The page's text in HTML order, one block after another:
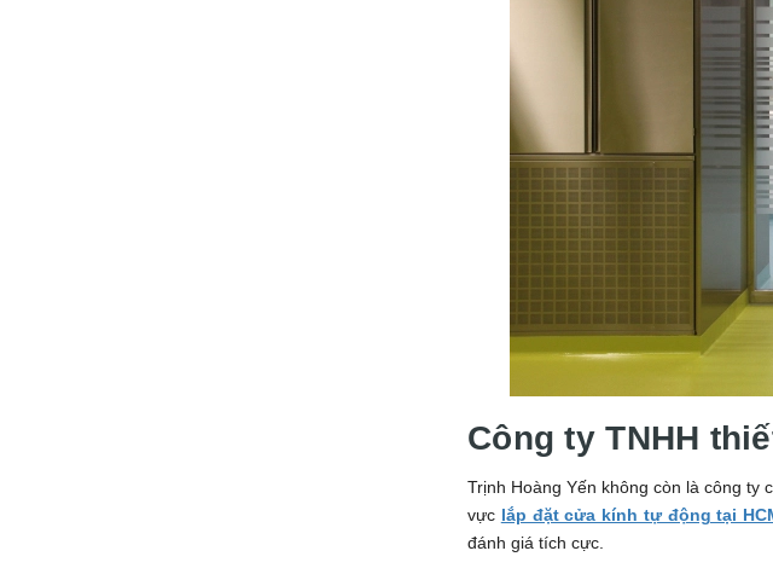
Công ty TNHH
Trịnh Hoàng Yến không còn là công
vực lắp đặt cửa kính tự động tại
đánh giá tích cực.